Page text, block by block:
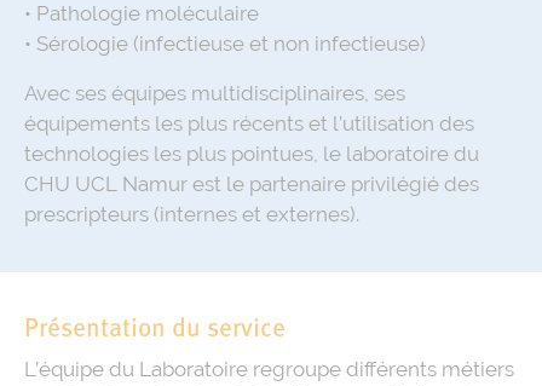
• Pathologie moléculaire
• Sérologie (infectieuse et non infectieuse)
Avec ses équipes multidisciplinaires, ses
équipements les plus récents et l’utilisation des
technologies les plus pointues, le laboratoire du
CHU UCL Namur est le partenaire privilégié des
prescripteurs (internes et externes).
Présentation du service
L’équipe du Laboratoire regroupe différents métiers